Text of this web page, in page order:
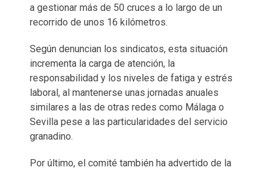
a gestionar más de 50 cruces a lo largo de un
recorrido de unos 16 kilómetros.
Según denuncian los sindicatos, esta situación
incrementa la carga de atención, la
responsabilidad y los niveles de fatiga y estrés
laboral, al mantenerse unas jornadas anuales
similares a las de otras redes como Málaga o
Sevilla pese a las particularidades del servicio
granadino.
Por último, el comité también ha advertido de la